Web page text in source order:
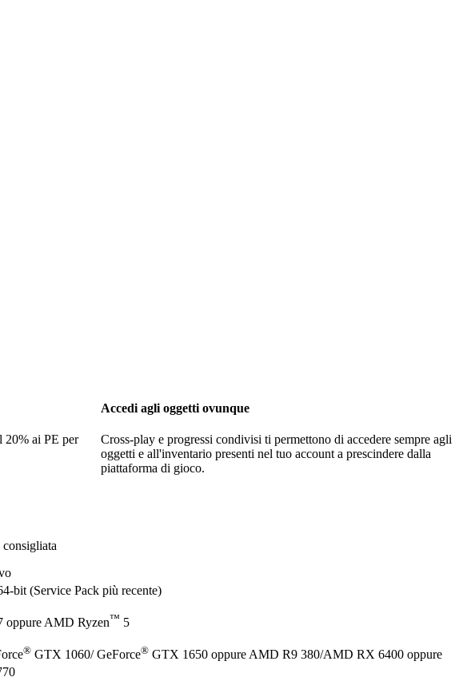
20% ai PE per
Accedi agli oggetti ovunque
Cross-play e progressi condivisi ti permettono di accedere sempre agli
oggetti e all'inventario presenti nel tuo account a prescindere dalla
piattaforma di gioco.
bit (Service Pack più recente)
oppure AMD Ryzen™ 5
® GTX 1060/ GeForce® GTX 1650 oppure AMD R9 380/AMD RX 6400 oppure